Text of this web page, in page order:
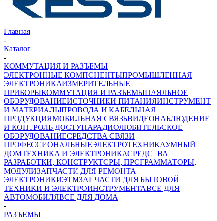
Главная
-
Каталог
-
КОММУТАЦИЯ И РАЗЪЕМЫ
ЭЛЕКТРОННЫЕ КОМПОНЕНТЫПРОМЫШЛЕННАЯ
ЭЛЕКТРОНИКАИЗМЕРИТЕЛЬНЫЕ
ПРИБОРЫКОММУТАЦИЯ И РАЗЪЕМЫПАЯЛЬНОЕ
ОБОРУДОВАНИЕИСТОЧНИКИ ПИТАНИЯИНСТРУМЕНТ
И МАТЕРИАЛЫПРОВОДА И КАБЕЛЬНАЯ
ПРОДУКЦИЯМОБИЛЬНАЯ СВЯЗЬВИДЕОНАБЛЮДЕНИЕ
И КОНТРОЛЬ ДОСТУПАРАДИОЛЮБИТЕЛЬСКОЕ
ОБОРУДОВАНИЕСРЕДСТВА СВЯЗИ
ПРОФЕССИОНАЛЬНЫЕЭЛЕКТРОТЕХНИКАУМНЫЙ
ДОМТЕХНИКА И ЭЛЕКТРОНИКАСРЕДСТВА
РАЗРАБОТКИ, КОНСТРУКТОРЫ, ПРОГРАММАТОРЫ,
МОДУЛИЗАПЧАСТИ ДЛЯ РЕМОНТА
ЭЛЕКТРОНИКИЭТМЗАПЧАСТИ ДЛЯ БЫТОВОЙ
ТЕХНИКИ И ЭЛЕКТРОИНСТРУМЕНТАВСЕ ДЛЯ
АВТОМОБИЛЯВСЕ ДЛЯ ДОМА
-
РАЗЪЕМЫ